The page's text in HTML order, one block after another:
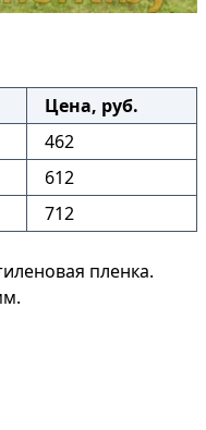
Цена, руб.
462
612
712
пленка.